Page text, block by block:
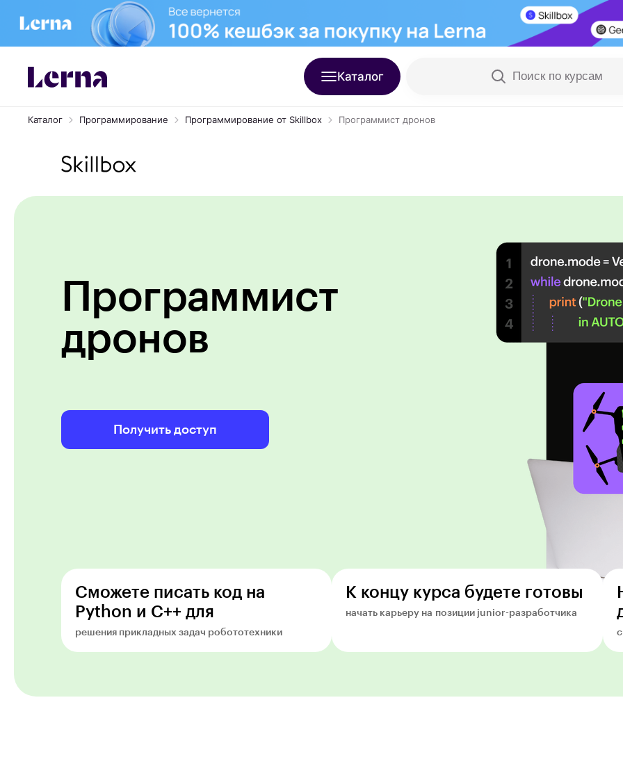
Каталог Поиск по курсам
Каталог Программирование Программирование от Skillbox Программист дронов
Программист
дронов
Получить доступ
Сможете писать код на
Python и С++ для
решения прикладных задач робототехники
К концу курса будете готовы
начать карьеру на позиции junior-разработчика